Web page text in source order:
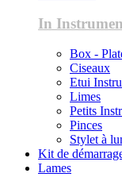
In
Box -
Ciseaux
Etui
Limes
Petits
Pinces
Stylet à
Kit de
Lames